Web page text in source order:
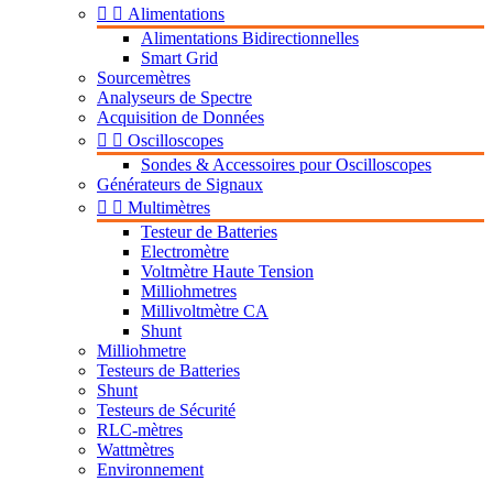
  Alimentations
Alimentations Bidirectionnelles
Smart Grid
Sourcemètres
Analyseurs de Spectre
Acquisition de Données
  Oscilloscopes
Sondes & Accessoires pour Oscilloscopes
Générateurs de Signaux
  Multimètres
Testeur de Batteries
Electromètre
Voltmètre Haute Tension
Milliohmetres
Millivoltmètre CA
Shunt
Milliohmetre
Testeurs de Batteries
Shunt
Testeurs de Sécurité
RLC-mètres
Wattmètres
Environnement